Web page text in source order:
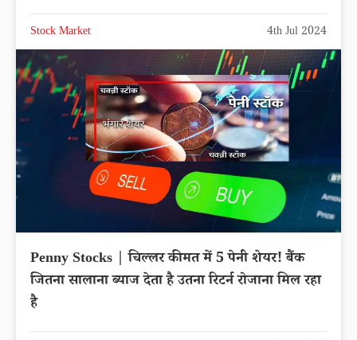
Stock Market 4th Jul 2024
Penny Stocks | चिल्लर कीमत में 5 पेनी शेयर! बैंक
जितना सालाना ब्याज देता है उतना रिटर्न रोजाना मिल रहा
है